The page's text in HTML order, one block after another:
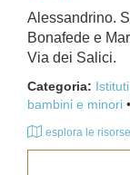
Alessandrino.
Bonafede e
Via dei Salici.
Categoria:
bambini e minori
esplora le